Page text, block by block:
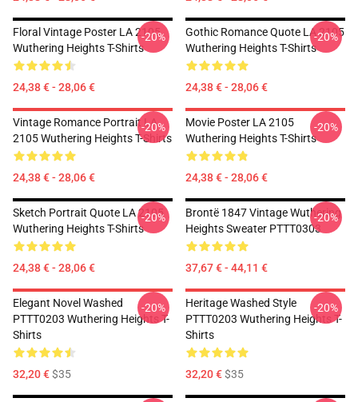
Floral Vintage Poster LA 2105
Wuthering Heights T-Shirts
24,38 € - 28,06 €
-20%
Gothic Romance Quote LA 2105
Wuthering Heights T-Shirts
24,38 € - 28,06 €
-20%
Vintage Romance Portrait LA
2105 Wuthering Heights T-Shirts
24,38 € - 28,06 €
-20%
Movie Poster LA 2105
Wuthering Heights T-Shirts
24,38 € - 28,06 €
-20%
Sketch Portrait Quote LA 2105
Wuthering Heights T-Shirts
24,38 € - 28,06 €
-20%
Brontë 1847 Vintage Wuthering
Heights Sweater PTTT0303
37,67 € - 44,11 €
-20%
Elegant Novel Washed
PTTT0203 Wuthering Heights T-
Shirts
32,20 €$35
-20%
Heritage Washed Style
PTTT0203 Wuthering Heights T-
Shirts
32,20 €$35
-20%